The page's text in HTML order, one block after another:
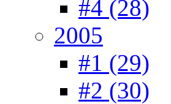
#4 (28)
2005
#1 (29)
#2 (30)